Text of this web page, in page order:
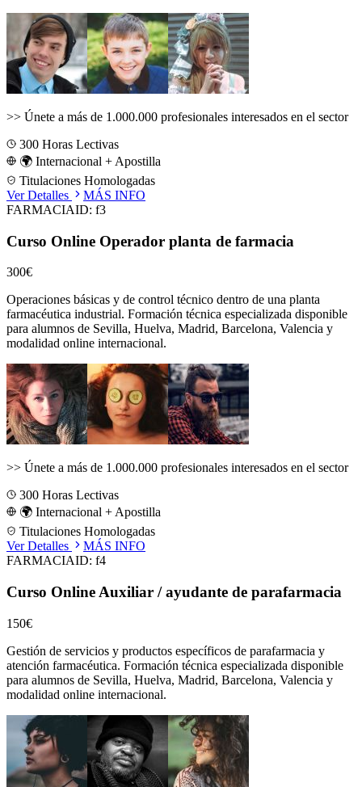
>> Únete a más de 1.000.000 profesionales interesados en el sector
300 Horas Lectivas
🌍 Internacional + Apostilla
Titulaciones Homologadas
Ver Detalles
MÁS INFO
FARMACIAID: f3
Curso Online Operador planta de farmacia
300€
Operaciones básicas y de control técnico dentro de una planta
farmacéutica industrial. Formación técnica especializada disponible
para alumnos de Sevilla, Huelva, Madrid, Barcelona, Valencia y
modalidad online internacional.
>> Únete a más de 1.000.000 profesionales interesados en el sector
300 Horas Lectivas
🌍 Internacional + Apostilla
Titulaciones Homologadas
Ver Detalles
MÁS INFO
FARMACIAID: f4
Curso Online Auxiliar / ayudante de parafarmacia
150€
Gestión de servicios y productos específicos de parafarmacia y
atención farmacéutica. Formación técnica especializada disponible
para alumnos de Sevilla, Huelva, Madrid, Barcelona, Valencia y
modalidad online internacional.